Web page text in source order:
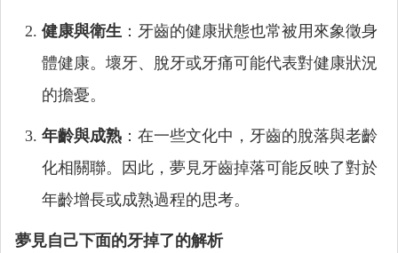
健康與衛生 ：牙齒的健康狀態也常被用來象徵身
體健康。壞牙、脫牙或牙痛可能代表對健康狀況
的擔憂。
年齡與成熟 ：在一些文化中，牙齒的脫落與老齡
化相關聯。因此，夢見牙齒掉落可能反映了對於
年齡增長或成熟過程的思考。
夢見自己下面的牙掉了的解析